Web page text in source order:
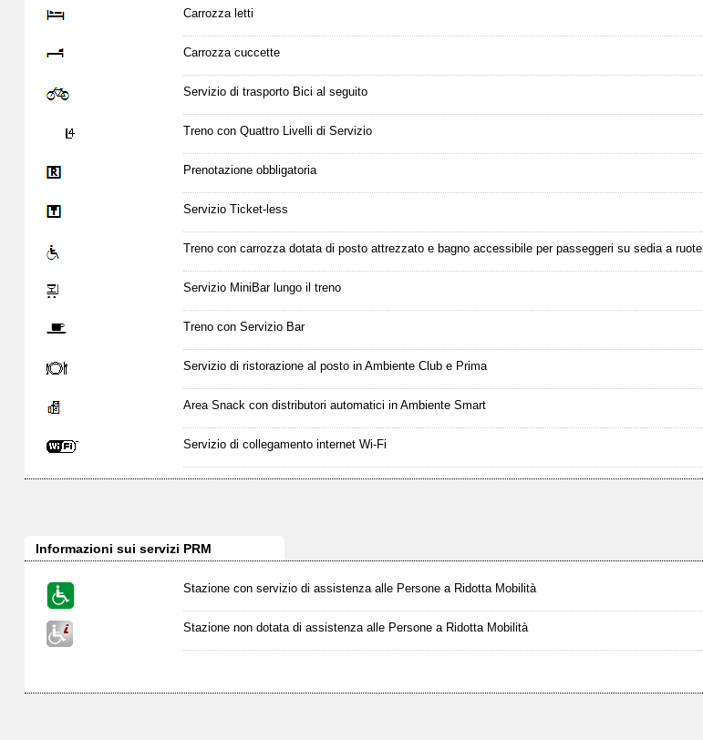
Carrozza letti
Carrozza cuccette
Servizio di trasporto Bici al seguito
Treno con Quattro Livelli di Servizio
Prenotazione obbligatoria
Servizio Ticket-less
Treno con carrozza dotata di posto attrezzato e bagno accessibile per passeggeri su sedia a ruote
Servizio MiniBar lungo il treno
Treno con Servizio Bar
Servizio di ristorazione al posto in Ambiente Club e Prima
Area Snack con distributori automatici in Ambiente Smart
Servizio di collegamento internet Wi-Fi
Informazioni sui servizi PRM
Stazione con servizio di assistenza alle Persone a Ridotta Mobilità
Stazione non dotata di assistenza alle Persone a Ridotta Mobilità